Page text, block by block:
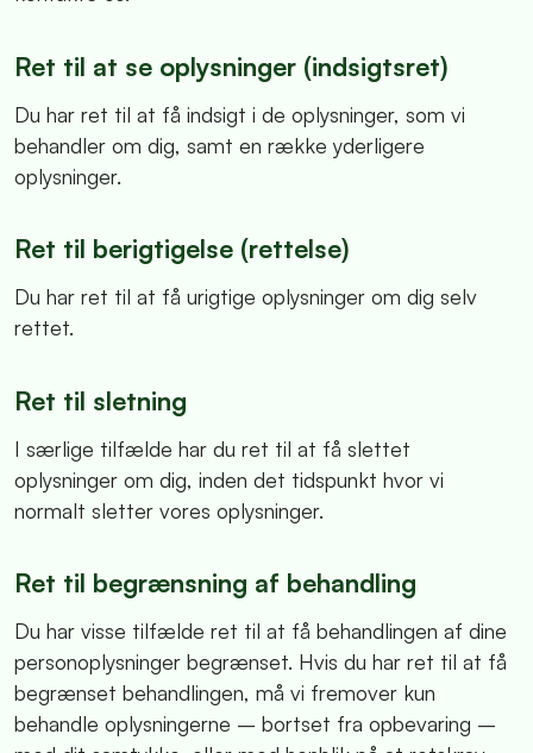
Ret til at se oplysninger (indsigtsret)
Du har ret til at få indsigt i de oplysninger, som vi
behandler om dig, samt en række yderligere
oplysninger.
Ret til berigtigelse (rettelse)
Du har ret til at få urigtige oplysninger om dig selv
rettet.
Ret til sletning
I særlige tilfælde har du ret til at få slettet
oplysninger om dig, inden det tidspunkt hvor vi
normalt sletter vores oplysninger.
Ret til begrænsning af behandling
Du har visse tilfælde ret til at få behandlingen af dine
personoplysninger begrænset. Hvis du har ret til at få
begrænset behandlingen, må vi fremover kun
behandle oplysningerne – bortset fra opbevaring –